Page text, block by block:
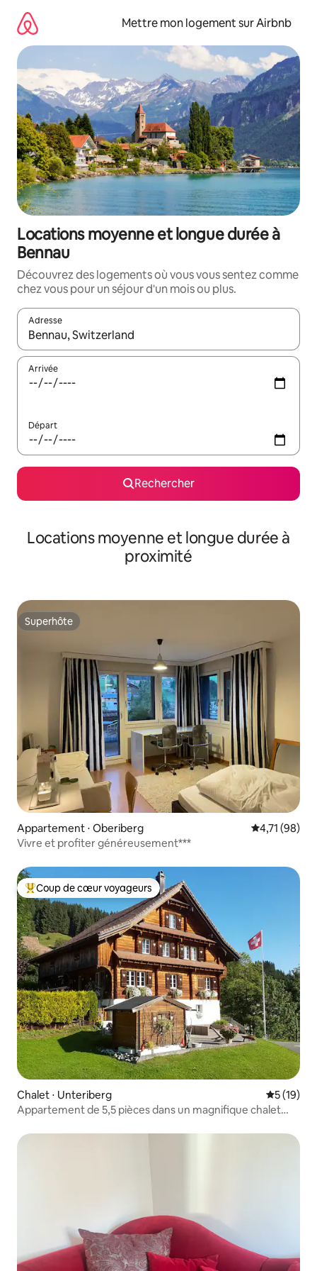
directement
contenu
Mettre mon logement sur Airbnb
Locations moyenne et longue durée à
Bennau
Découvrez des logements où vous vous sentez comme
chez vous pour un séjour d'un mois ou plus.
Adresse
Lorsque les résultats s'affichent, utilisez les flèches vers le
Arrivée
Départ
Rechercher
Locations moyenne et longue durée à
proximité
Superhôte
Superhôte
Appartement ⋅ Oberiberg Évaluation
4,71 (98)
Vivre et profiter généreusement***
Coups de cœur voyageurs les plus appréciés
Coup de cœur voyageurs
Chalet ⋅ Unteriberg
5 (19)
Appartement de 5,5 pièces dans un magnifique chalet